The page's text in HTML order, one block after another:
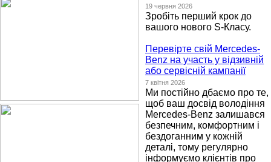
19 червня 2026
Зробіть перший крок до
вашого нового S-Класу.
Перевірте свій Mercedes-
Benz на участь у відзивній
або сервісній кампанії
7 квітня 2026
Ми постійно дбаємо про те,
щоб ваш досвід володіння
Mercedes-Benz залишався
безпечним, комфортним і
бездоганним у кожній
деталі, тому регулярно
інформуємо клієнтів про